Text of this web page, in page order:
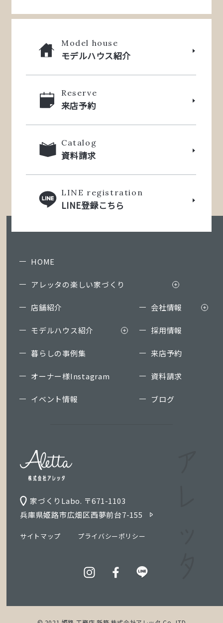
Model house
モデルハウス紹介
Reserve
来店予約
Catalog
資料請求
LINE registration
LINE登録こちら
家づくりLabo. 〒671-1103
兵庫県姫路市広畑区西夢前台7-155
サイトマップ プライバシーポリシー
HOME
アレッタの楽しい家づくり
店舗紹介
モデルハウス紹介
暮らしの事例集
オーナー様Instagram
イベント情報
会社情報
採用情報
来店予約
資料請求
ブログ